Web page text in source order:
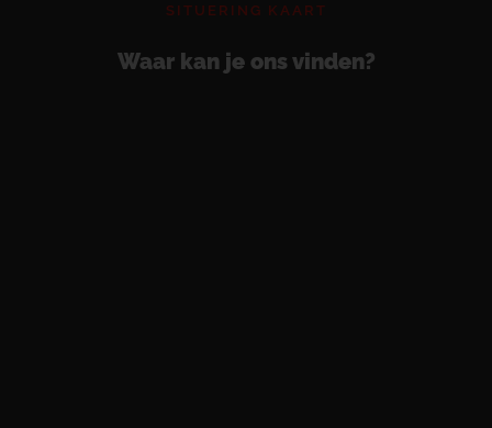
SITUERING KAART
Waar kan je ons vinden?